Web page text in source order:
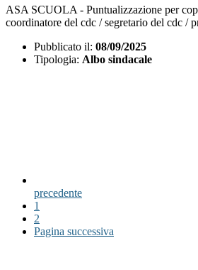
ASA SCUOLA - Puntualizzazione per
coordinatore del cdc / segretario del cdc /
Pubblicato il: 08/09/2025
Tipologia: Albo sindacale
precedente
1
2
Pagina successiva